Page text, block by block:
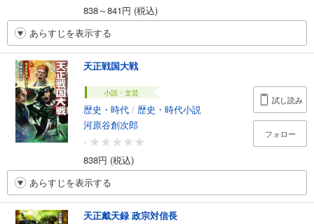
838～841円 (税込)
あらすじを表示する
天正戦国大戦
小説・文芸
歴史・時代 / 歴史・時代小説
河原谷創次郎
-
838円 (税込)
試し読み
フォロー
あらすじを表示する
天正戴天録 政宗対信長